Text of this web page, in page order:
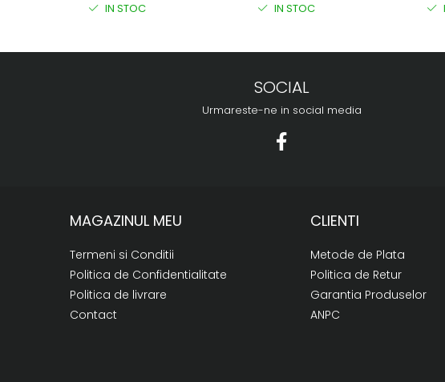
IN STOC IN STOC
SOCIAL
Urmareste-ne in social media
MAGAZINUL MEU
Termeni si Conditii
Politica de Confidentialitate
Politica de livrare
Contact
CLIENTI
Metode de Plata
Politica de Retur
Garantia Produselor
ANPC